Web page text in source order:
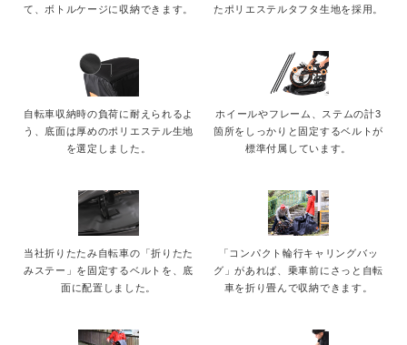
て、ボトルケージに収納できます。
たポリエステルタフタ生地を採用。
自転車収納時の負荷に耐えられるよ
う、底面は厚めのポリエステル生地
を選定しました。
ホイールやフレーム、ステムの計3
箇所をしっかりと固定するベルトが
標準付属しています。
当社折りたたみ自転車の「折りたた
みステー」を固定するベルトを、底
面に配置しました。
「コンパクト輪行キャリングバッ
グ」があれば、乗車前にさっと自転
車を折り畳んで収納できます。